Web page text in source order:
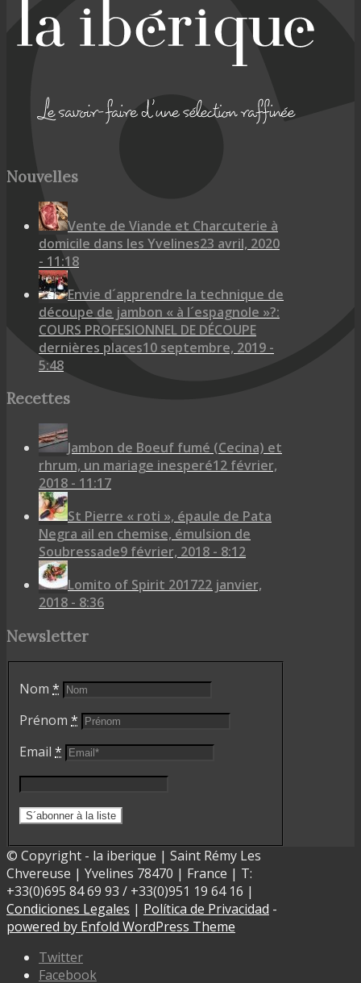
Nouvelles
Vente de Viande et Charcuterie à
domicile dans les Yvelines23 avril, 2020
- 11:18
Envie d´apprendre la technique de
découpe de jambon « à l´espagnole »?:
COURS PROFESIONNEL DE DÉCOUPE
dernières places10 septembre, 2019 -
5:48
Recettes
Jambon de Boeuf fumé (Cecina) et
rhrum, un mariage inesperé12 février,
2018 - 11:17
St Pierre « roti », épaule de Pata
Negra ail en chemise, émulsion de
Soubressade9 février, 2018 - 8:12
Lomito of Spirit 201722 janvier,
2018 - 8:36
Newsletter
Nom *
Prénom *
Email *
© Copyright - la iberique | Saint Rémy Les
Chvereuse | Yvelines 78470 | France | T:
+33(0)695 84 69 93 / +33(0)951 19 64 16 |
Condiciones Legales | Política de Privacidad -
powered by Enfold WordPress Theme
Twitter
Facebook